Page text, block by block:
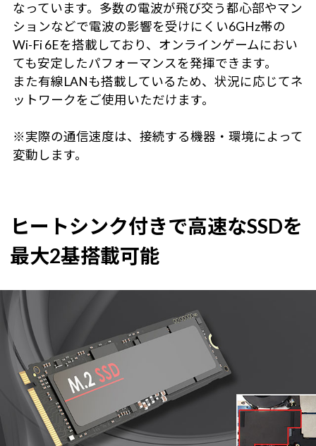
なっています。多数の電波が飛び交う都心部やマン
ションなどで電波の影響を受けにくい6GHz帯の
Wi-Fi 6Eを搭載しており、オンラインゲームにおい
ても安定したパフォーマンスを発揮できます。
また有線LANも搭載しているため、状況に応じてネ
ットワークをご使用いただけます。
※実際の通信速度は、接続する機器・環境によって
変動します。
ヒートシンク付きで高速なSSDを
最大2基搭載可能